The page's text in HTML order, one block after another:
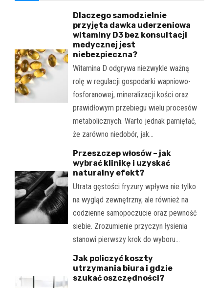
Dlaczego samodzielnie
przyjęta dawka uderzeniowa
witaminy D3 bez konsultacji
medycznej jest
niebezpieczna?
Witamina D odgrywa niezwykle ważną
rolę w regulacji gospodarki wapniowo-
fosforanowej, mineralizacji kości oraz
prawidłowym przebiegu wielu procesów
metabolicznych. Warto jednak pamiętać,
że zarówno niedobór, jak…
Przeszczep włosów – jak
wybrać klinikę i uzyskać
naturalny efekt?
Utrata gęstości fryzury wpływa nie tylko
na wygląd zewnętrzny, ale również na
codzienne samopoczucie oraz pewność
siebie. Zrozumienie przyczyn łysienia
stanowi pierwszy krok do wyboru…
Jak policzyć koszty
utrzymania biura i gdzie
szukać oszczędności?